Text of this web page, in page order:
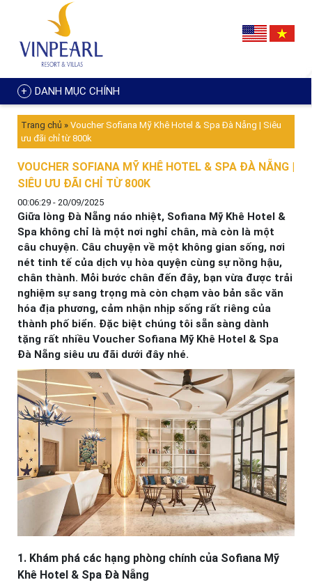
DANH MỤC CHÍNH
Trang chủ » Voucher Sofiana Mỹ Khê Hotel & Spa Đà Nẵng | Siêu
ưu đãi chỉ từ 800k
VOUCHER SOFIANA MỸ KHÊ HOTEL & SPA ĐÀ NẴNG |
SIÊU ƯU ĐÃI CHỈ TỪ 800K
00:06:29 - 20/09/2025
Giữa lòng Đà Nẵng náo nhiệt, Sofiana Mỹ Khê Hotel &
Spa không chỉ là một nơi nghỉ chân, mà còn là một
câu chuyện. Câu chuyện về một không gian sống, nơi
nét tinh tế của dịch vụ hòa quyện cùng sự nồng hậu,
chân thành. Mỗi bước chân đến đây, bạn vừa được trải
nghiệm sự sang trọng mà còn chạm vào bản sắc văn
hóa địa phương, cảm nhận nhịp sống rất riêng của
thành phố biển. Đặc biệt chúng tôi sẵn sàng dành
tặng rất nhiều Voucher Sofiana Mỹ Khê Hotel & Spa
Đà Nẵng siêu ưu đãi dưới đây nhé.
1. Khám phá các hạng phòng chính của Sofiana Mỹ
Khê Hotel & Spa Đà Nẵng